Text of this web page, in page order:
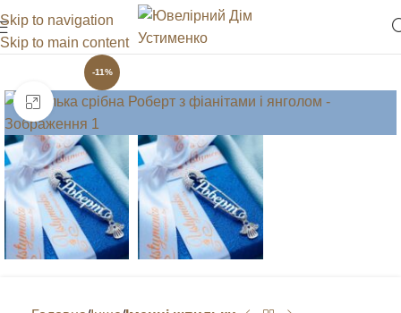
Skip to navigation
Skip to main content
-11%
Клацніть, щоб збільшити